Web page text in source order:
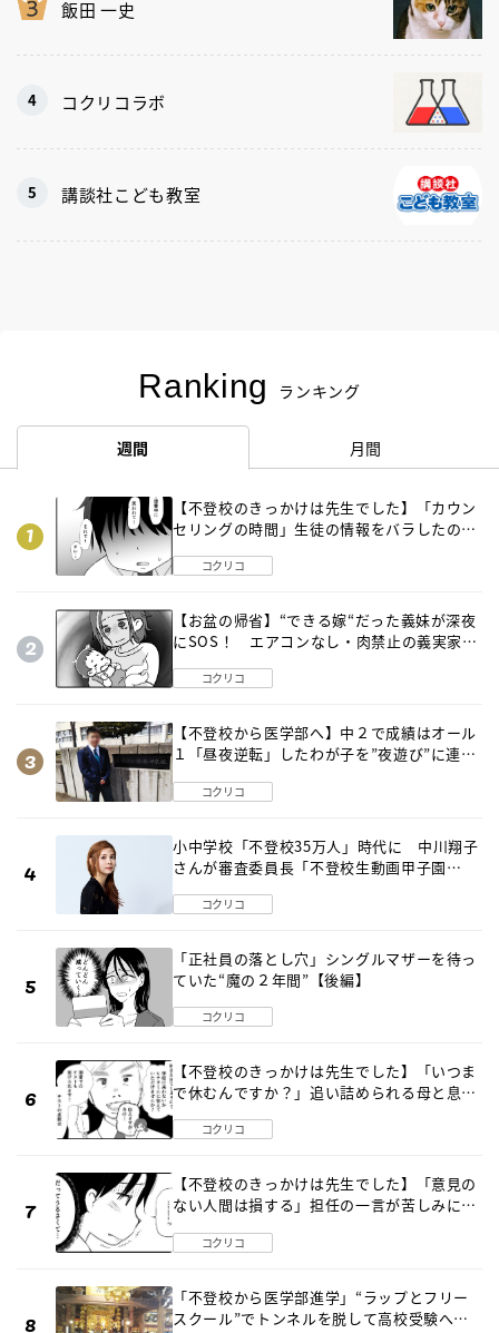
飯田 一史
コクリコラボ
講談社こども教室
Ranking ランキング
週間 月間
【不登校のきっかけは先生でした】「カウン
セリングの時間」生徒の情報をバラしたの
コクリコ
【お盆の帰省】“できる嫁“だった義妹が深夜
にSOS！ エアコンなし・肉禁止の義実家ル
コクリコ
【不登校から医学部へ】中２で成績はオール
１「昼夜逆転」したわが子を”夜遊び”に連れ
コクリコ
小中学校「不登校35万人」時代に 中川翔子
さんが審査委員長「不登校生動画甲子園
コクリコ
「正社員の落とし穴」シングルマザーを待っ
ていた“魔の２年間”【後編】
コクリコ
【不登校のきっかけは先生でした】「いつま
で休むんですか？」追い詰められる母と息子
コクリコ
【不登校のきっかけは先生でした】「意見の
ない人間は損する」担任の一言が苦しみに…
コクリコ
「不登校から医学部進学」“ラップとフリー
スクール”でトンネルを脱して高校受験へ